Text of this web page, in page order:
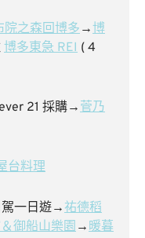
院之森回博多 →博
博多東急 REI ( 4
21 採購→ 菅乃
台料理
一日遊→祐德稻
御船山樂園 → 暖暮